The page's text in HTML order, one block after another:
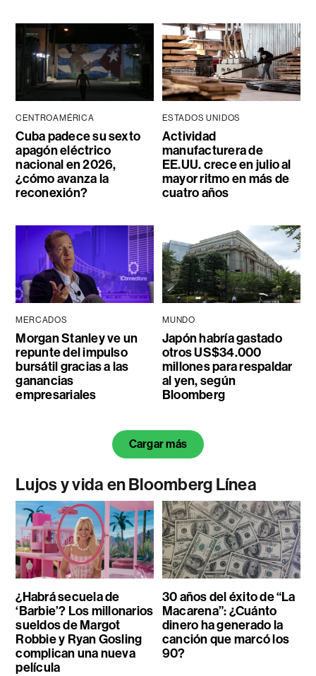
CENTROAMÉRICA
Cuba padece su sexto
apagón eléctrico
nacional en 2026,
¿cómo avanza la
reconexión?
ESTADOS UNIDOS
Actividad
manufacturera de
EE.UU. crece en julio al
mayor ritmo en más de
cuatro años
MERCADOS
Morgan Stanley ve un
repunte del impulso
bursátil gracias a las
ganancias
empresariales
MUNDO
Japón habría gastado
otros US$34.000
millones para respaldar
al yen, según
Bloomberg
Cargar más
Lujos y vida en Bloomberg Línea
¿Habrá secuela de
‘Barbie’? Los millonarios
sueldos de Margot
Robbie y Ryan Gosling
complican una nueva
película
30 años del éxito de “La
Macarena”: ¿Cuánto
dinero ha generado la
canción que marcó los
90?